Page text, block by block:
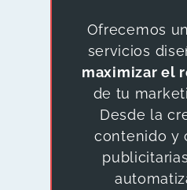
Ofrecemos
servicios
maximizar el
de tu
Desde la
contenido y